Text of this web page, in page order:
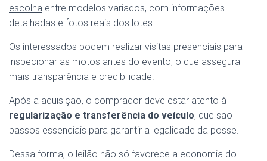
escolha entre modelos variados, com informações
detalhadas e fotos reais dos lotes.
Os interessados podem realizar visitas presenciais para
inspecionar as motos antes do evento, o que assegura
mais transparência e credibilidade.
Após a aquisição, o comprador deve estar atento à
regularização e transferência do veículo, que são
passos essenciais para garantir a legalidade da posse.
Dessa forma, o leilão não só favorece a economia do